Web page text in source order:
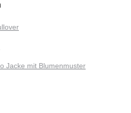
Jacke mit Blumenmuster